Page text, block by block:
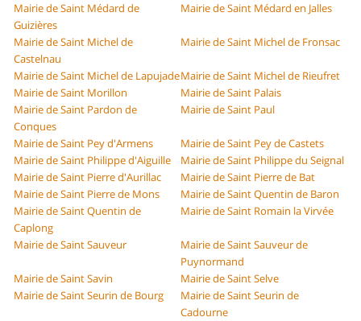
Mairie de Saint Médard de
Guizières
Mairie de Saint Médard en Jalles
Mairie de Saint Michel de
Castelnau
Mairie de Saint Michel de Fronsac
Mairie de Saint Michel de LapujadeMairie de Saint Michel de Rieufret
Mairie de Saint Morillon
Mairie de Saint Palais
Mairie de Saint Pardon de
Conques
Mairie de Saint Paul
Mairie de Saint Pey d'Armens
Mairie de Saint Pey de Castets
Mairie de Saint Philippe d'Aiguille
Mairie de Saint Philippe du Seignal
Mairie de Saint Pierre d'Aurillac
Mairie de Saint Pierre de Bat
Mairie de Saint Pierre de Mons
Mairie de Saint Quentin de Baron
Mairie de Saint Quentin de
Caplong
Mairie de Saint Romain la Virvée
Mairie de Saint Sauveur
Mairie de Saint Sauveur de
Puynormand
Mairie de Saint Savin
Mairie de Saint Selve
Mairie de Saint Seurin de Bourg
Mairie de Saint Seurin de
Cadourne